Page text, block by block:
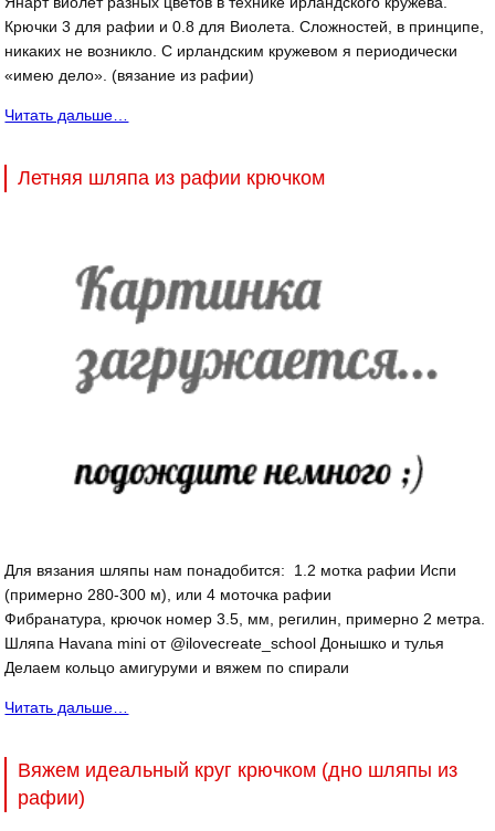
Крючки 3 для рафии и 0.8 для Виолета. Сложностей, в принципе,
никаких не возникло. С ирландским кружевом я периодически
«имею дело». (вязание из рафии)
Читать дальше…
Летняя шляпа из рафии крючком
Для вязания шляпы нам понадобится: 1.2 мотка рафии Испи
(примерно 280-300 м), или 4 моточка рафии
Фибранатура, крючок номер 3.5, мм, регилин, примерно 2 метра.
Шляпа Havana mini от @ilovecreate_school Донышко и тулья
Делаем кольцо амигуруми и вяжем по спирали
Читать дальше…
Вяжем идеальный круг крючком (дно шляпы из
рафии)